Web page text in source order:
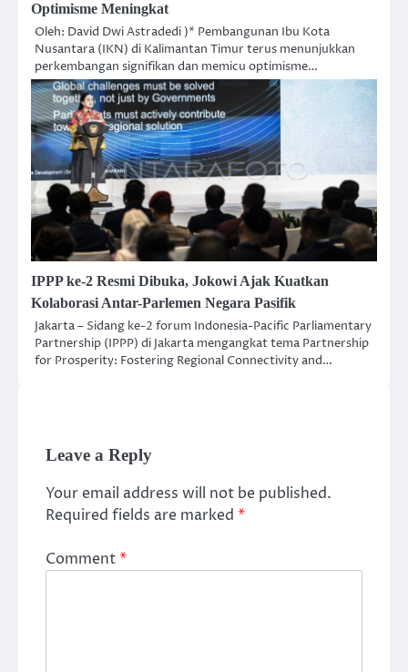
Optimisme Meningkat
Oleh: David Dwi Astradedi )* Pembangunan Ibu Kota
Nusantara (IKN) di Kalimantan Timur terus menunjukkan
perkembangan signifikan dan memicu optimisme…
IPPP ke-2 Resmi Dibuka, Jokowi Ajak Kuatkan
Kolaborasi Antar-Parlemen Negara Pasifik
Jakarta – Sidang ke-2 forum Indonesia-Pacific Parliamentary
Partnership (IPPP) di Jakarta mengangkat tema Partnership
for Prosperity: Fostering Regional Connectivity and…
Leave a Reply
Your email address will not be published.
Required fields are marked *
Comment*